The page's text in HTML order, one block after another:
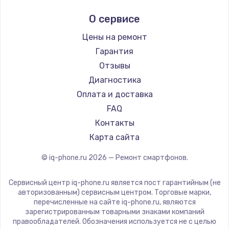
Заказать
Замена шим-контроллера
3900 руб.
Заказать
Настройка Wi-Fi
1040 руб.
Заказать
1195 руб.
Заказать
Ремонт смартфонов Nubia
Ремонт смартфонов Land Rover
Ремонт смартфонов Acer
Ремонт смартфонов HP
Ремонт смартфонов Poco
Ремонт смартфонов HTC
Ремонт смартфонов Blackmagic
Ремонт смартфонов Nothing
Ремонт смартфонов iQOO
Ginzzu
Highscreen
Irbis
Kyocera
LeEco
OnePlus
teXet
Motorola
Prestigio
Elephone
BlackView
Google
О сервисе
Цены на ремонт
Гарантия
Отзывы
Диагностика
Оплата и доставка
FAQ
Контакты
Карта сайта
© iq-phone.ru 2026 — Ремонт смартфонов.
Сервисный центр iq-phone.ru является пост гарантийным (не
авторизованным) сервисным центром. Торговые марки,
перечисленные на сайте iq-phone.ru, являются
зарегистрированным товарными знаками компаний
правообладателей. Обозначения используется не с целью